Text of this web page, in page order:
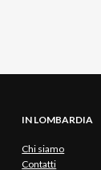
IN LOMBARDIA
Chi siamo
Contatti